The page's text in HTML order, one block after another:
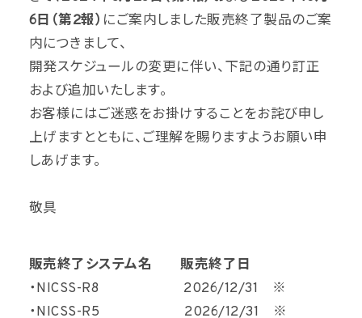
6日（第2報） にご案内しました販売終了製品のご案
内につきまして、
開発スケジュールの変更に伴い、下記の通り訂正
および追加いたします。
お客様にはご迷惑をお掛けすることをお詫び申し
上げますとともに、ご理解を賜りますようお願い申
しあげます。
敬具
販売終了システム名 販売終了日
・NICSS-R8 2026/12/31 ※
・NICSS-R5 2026/12/31 ※